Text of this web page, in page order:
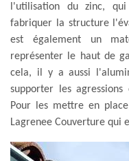
l'utilisation du zinc,
fabriquer la structure
est également un
représenter le haut de
cela, il y a aussi
supporter les
Pour les mettre en
Lagrenee Couverture qui